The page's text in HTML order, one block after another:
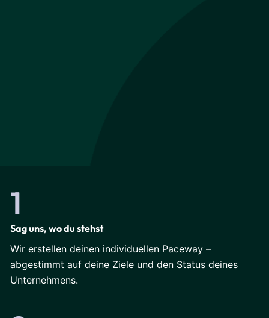
1
Sag uns, wo du stehst
Wir erstellen deinen individuellen Paceway –
abgestimmt auf deine Ziele und den Status deines
Unternehmens.